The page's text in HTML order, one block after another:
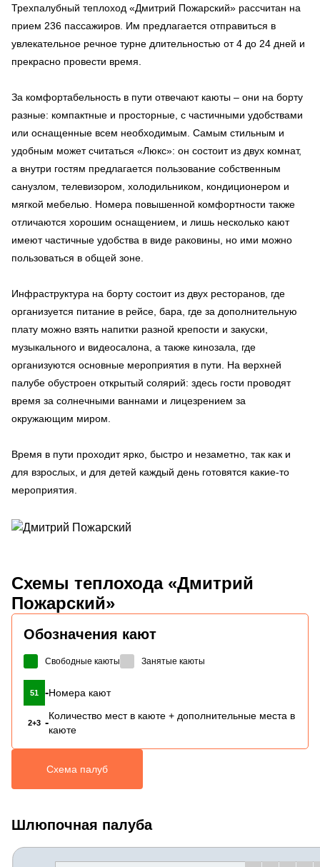
Трехпалубный теплоход «Дмитрий Пожарский» рассчитан на
прием 236 пассажиров. Им предлагается отправиться в
увлекательное речное турне длительностью от 4 до 24 дней и
прекрасно провести время.
За комфортабельность в пути отвечают каюты – они на борту
разные: компактные и просторные, с частичными удобствами
или оснащенные всем необходимым. Самым стильным и
удобным может считаться «Люкс»: он состоит из двух комнат,
а внутри гостям предлагается пользование собственным
санузлом, телевизором, холодильником, кондиционером и
мягкой мебелью. Номера повышенной комфортности также
отличаются хорошим оснащением, и лишь несколько кают
имеют частичные удобства в виде раковины, но ими можно
пользоваться в общей зоне.
Инфраструктура на борту состоит из двух ресторанов, где
организуется питание в рейсе, бара, где за дополнительную
плату можно взять напитки разной крепости и закуски,
музыкального и видеосалона, а также кинозала, где
организуются основные мероприятия в пути. На верхней
палубе обустроен открытый солярий: здесь гости проводят
время за солнечными ваннами и лицезрением за
окружающим миром.
Время в пути проходит ярко, быстро и незаметно, так как и
для взрослых, и для детей каждый день готовятся какие-то
мероприятия.
Схемы теплохода «Дмитрий
Пожарский»
Обозначения кают
Свободные каюты Занятые каюты
51 -Номера кают
2+3 -
Количество мест в каюте + дополнительные места в
каюте
Схема палуб
Шлюпочная палуба